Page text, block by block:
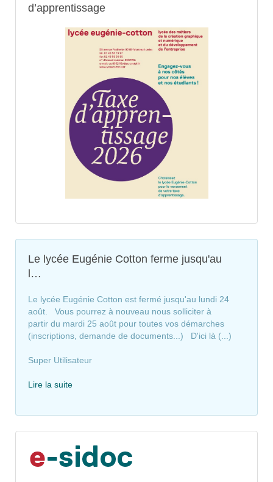
d’apprentissage
Le lycée Eugénie Cotton ferme jusqu'au
l…
Le lycée Eugénie Cotton est fermé jusqu'au lundi 24
août. Vous pourrez à nouveau nous solliciter à
partir du mardi 25 août pour toutes vos démarches
(inscriptions, demande de documents...) D'ici là (...)
Super Utilisateur
Lire la suite